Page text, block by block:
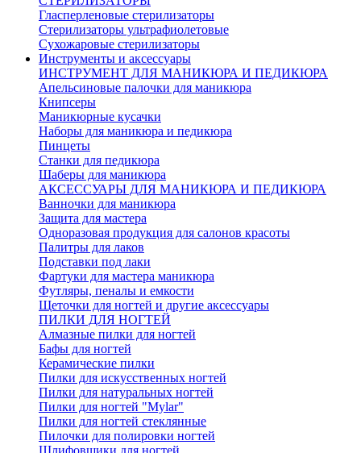
Гласперленовые стерилизаторы
Стерилизаторы ультрафиолетовые
Сухожаровые стерилизаторы
Инструменты и аксессуары
ИНСТРУМЕНТ ДЛЯ МАНИКЮРА И ПЕДИКЮРА
Апельсиновые палочки для маникюра
Книпсеры
Маникюрные кусачки
Наборы для маникюра и педикюра
Пинцеты
Станки для педикюра
Шаберы для маникюра
АКСЕССУАРЫ ДЛЯ МАНИКЮРА И ПЕДИКЮРА
Ванночки для маникюра
Защита для мастера
Одноразовая продукция для салонов красоты
Палитры для лаков
Подставки под лаки
Фартуки для мастера маникюра
Футляры, пеналы и емкости
Щеточки для ногтей и другие аксессуары
ПИЛКИ ДЛЯ НОГТЕЙ
Алмазные пилки для ногтей
Бафы для ногтей
Керамические пилки
Пилки для искусственных ногтей
Пилки для натуральных ногтей
Пилки для ногтей "Mylar"
Пилки для ногтей стеклянные
Пилочки для полировки ногтей
Шлифовщики для ногтей